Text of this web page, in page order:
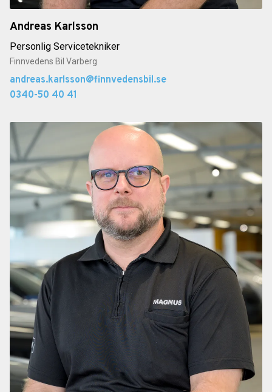
Andreas Karlsson
Personlig Servicetekniker
Finnvedens Bil Varberg
andreas.karlsson@finnvedensbil.se
0340-50 40 41